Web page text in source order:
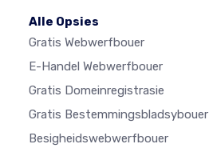
Alle Opsies
Gratis Webwerfbouer
E-Handel Webwerfbouer
Gratis Domeinregistrasie
Gratis Bestemmingsbladsybouer
Besigheidswebwerfbouer